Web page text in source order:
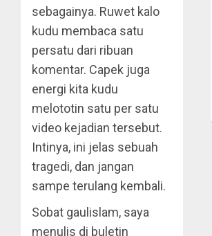
sebagainya. Ruwet kalo
kudu membaca satu
persatu dari ribuan
komentar. Capek juga
energi kita kudu
melototin satu per satu
video kejadian tersebut.
Intinya, ini jelas sebuah
tragedi, dan jangan
sampe terulang kembali.
Sobat gaulislam, saya
menulis di buletin